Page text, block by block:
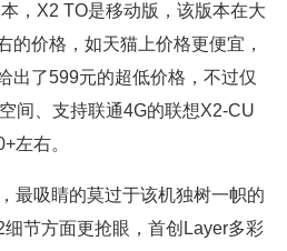
，X2 TO是移动版，该版本在大
的价格，如天猫上价格更便宜，
出了599元的超低价格，不过仅
间、支持联通4G的联想X2-CU
左右。
最吸睛的莫过于该机独树一帜的
节方面更抢眼，首创Layer多彩